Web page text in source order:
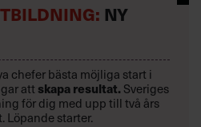
NY
chefer bästa möjliga start i
att skapa resultat. Sveriges
för dig med upp till två års
Löpande starter.